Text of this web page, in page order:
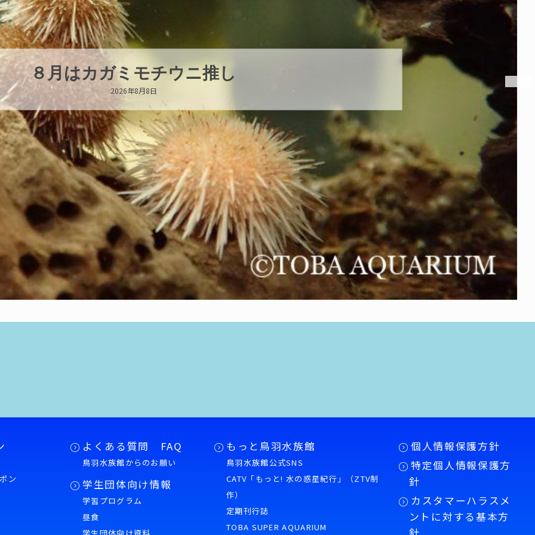
新発売！いちこキーホルダー
2026年8月8日
ン
よくある質問 FAQ
鳥羽水族館からのお願い
学生団体向け情報
学習プログラム
昼食
もっと鳥羽水族館
鳥羽水族館公式SNS
CATV「もっと! 水の惑星紀行」（ZTV制
作）
定期刊行誌
TOBA SUPER AQUARIUM
個人情報保護方針
特定個人情報保護方
針
カスタマーハラスメ
ントに対する基本方